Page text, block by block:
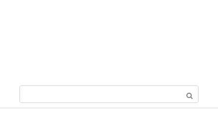
о